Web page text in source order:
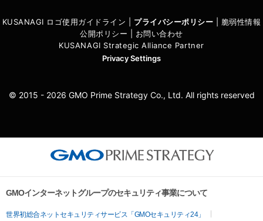
KUSANAGI ロゴ使用ガイドライン プライバシーポリシー
脆弱性情報
公開ポリシー
お問い合わせ
KUSANAGI Strategic Alliance Partner
Privacy Settings
© 2015 - 2026 GMO Prime Strategy Co., Ltd. All rights reserved
GMOインターネットグループのセキュリティ事業について
世界初総合ネットセキュリティサービス「GMOセキュリティ24」